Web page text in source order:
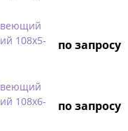
108х5-
по запросу
108х6-
по запросу